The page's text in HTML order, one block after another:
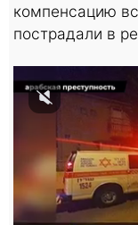
компенсацию
пострадали в